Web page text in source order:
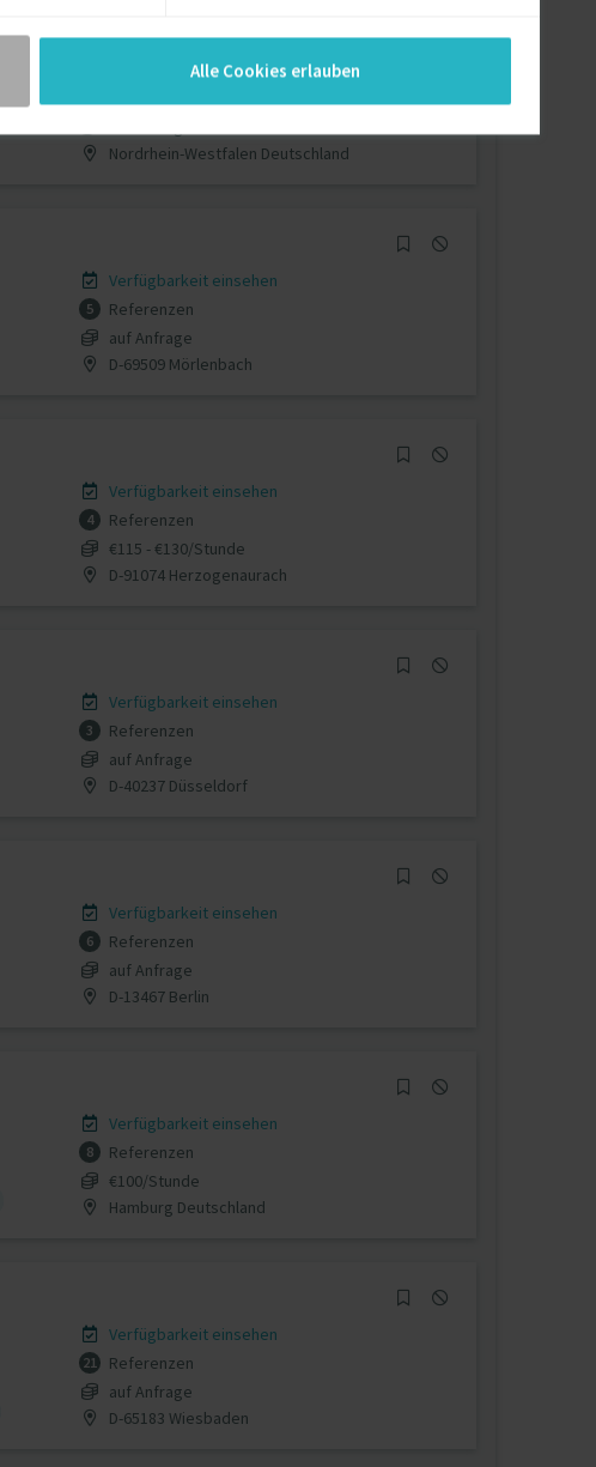
Alle Cookies erlauben
Verfügbarkeit einsehen
Nordrhein-Westfalen Deutschland
Verfügbarkeit einsehen
5
Referenzen
auf Anfrage
D-69509 Mörlenbach
Verfügbarkeit einsehen
4
Referenzen
€115 - €130/Stunde
D-91074 Herzogenaurach
Verfügbarkeit einsehen
3
Referenzen
auf Anfrage
D-40237 Düsseldorf
Verfügbarkeit einsehen
6
Referenzen
auf Anfrage
D-13467 Berlin
Verfügbarkeit einsehen
8
Referenzen
€100/Stunde
Hamburg Deutschland
Verfügbarkeit einsehen
21
Referenzen
auf Anfrage
D-65183 Wiesbaden